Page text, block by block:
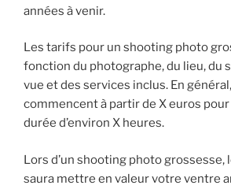
années à venir.
Les tarifs pour un shooting photo
fonction du photographe, du lieu, du
vue et des services inclus. En
commencent à partir de X euros pour
durée d’environ X heures.
Lors d’un shooting photo grossesse,
saura mettre en valeur votre ventre